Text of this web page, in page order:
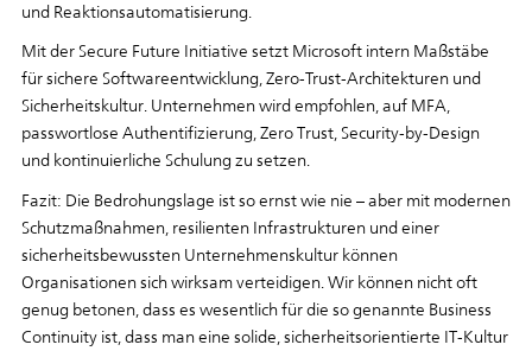
und Reaktionsautomatisierung.
Mit der Secure Future Initiative setzt Microsoft intern Maßstäbe
für sichere Softwareentwicklung, Zero-Trust-Architekturen und
Sicherheitskultur. Unternehmen wird empfohlen, auf MFA,
passwortlose Authentifizierung, Zero Trust, Security-by-Design
und kontinuierliche Schulung zu setzen.
Fazit: Die Bedrohungslage ist so ernst wie nie – aber mit modernen
Schutzmaßnahmen, resilienten Infrastrukturen und einer
sicherheitsbewussten Unternehmenskultur können
Organisationen sich wirksam verteidigen. Wir können nicht oft
genug betonen, dass es wesentlich für die so genannte Business
Continuity ist, dass man eine solide, sicherheitsorientierte IT-Kultur